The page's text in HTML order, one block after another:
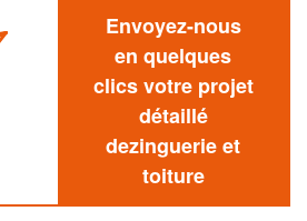
Envoyez-nous
en quelques
clics votre projet
détaillé
dezinguerie et
toiture